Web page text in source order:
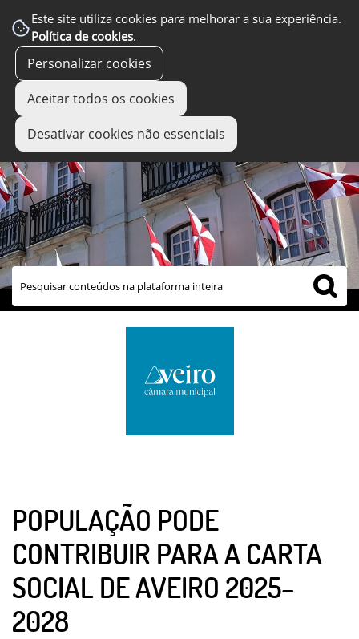
Este site utiliza cookies para melhorar a sua experiência.
Política de cookies.
Personalizar cookies
Aceitar todos os cookies
Desativar cookies não essenciais
links úteis
POPULAÇÃO PODE
CONTRIBUIR PARA A CARTA
SOCIAL DE AVEIRO 2025–
2028